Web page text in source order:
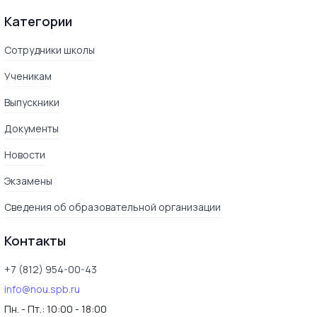
Категории
Сотрудники школы
Ученикам
Выпускники
Документы
Новости
Экзамены
Сведения об образовательной организации
Контакты
+7 (812) 954-00-43
info@nou.spb.ru
Пн. - Пт.: 10:00 - 18:00